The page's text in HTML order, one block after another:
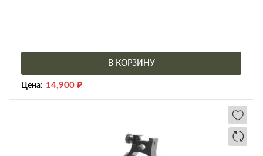
В КОРЗИНУ
Цена: 14,900 ₽